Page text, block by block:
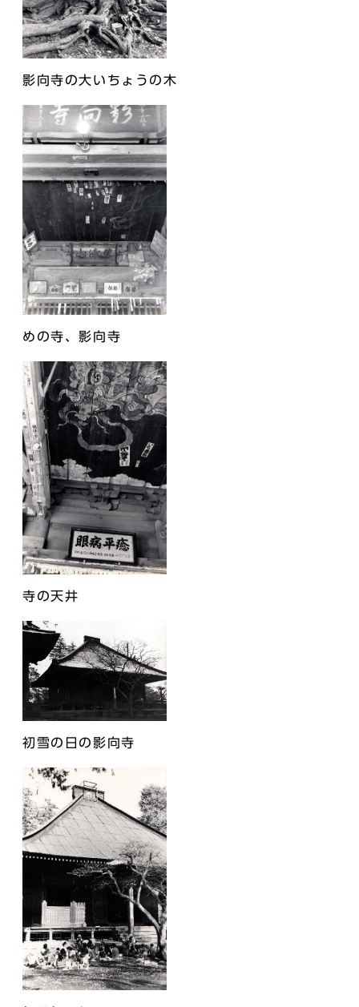
影向寺の大いちょうの木
めの寺、影向寺
寺の天井
初雪の日の影向寺